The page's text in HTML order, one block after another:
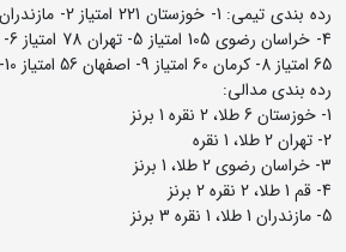
65 امتیاز 8- کرمان 60 امتیاز 9- اصفهان 56 امتیاز 10- کردستان 54 امتیاز
رده بندی مدالی:
1- خوزستان 6 طلا، 2 نقره 1 برنز
2- تهران 2 طلا، 1 نقره
3- خراسان رضوی 2 طلا، 1 برنز
4- قم 1 طلا، 2 نقره 2 برنز
5- مازندران 1 طلا، 1 نقره 3 برنز